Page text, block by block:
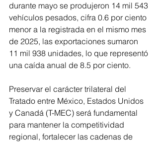
durante mayo se produjeron 14 mil 543
vehículos pesados, cifra 0.6 por ciento
menor a la registrada en el mismo mes
de 2025, las exportaciones sumaron
11 mil 938 unidades, lo que representó
una caída anual de 8.5 por ciento.
Preservar el carácter trilateral del
Tratado entre México, Estados Unidos
y Canadá (T-MEC) será fundamental
para mantener la competitividad
regional, fortalecer las cadenas de